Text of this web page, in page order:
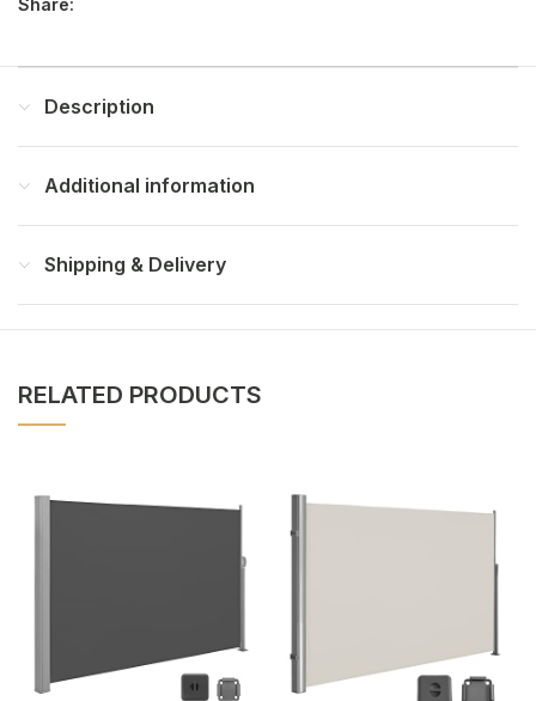
Share:
Description
Additional information
Shipping & Delivery
RELATED PRODUCTS